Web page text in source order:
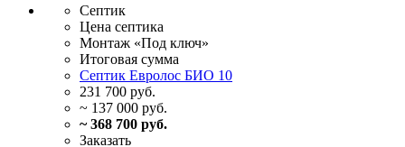
Септик
Цена септика
Монтаж «Под ключ»
Итоговая сумма
Септик Евролос БИО 10
231 700 руб.
~ 137 000 руб.
~ 368 700 руб.
Заказать